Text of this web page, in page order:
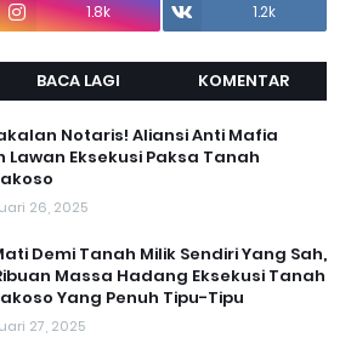
1.8k 1.2k
BACA LAGI KOMENTAR
Notaris! Aliansi Anti Mafia
Lawan Eksekusi Paksa Tanah
26, 2025
Demi Tanah Milik Sendiri Yang Sah,
Massa Hadang Eksekusi Tanah
Yang Penuh Tipu-Tipu
27, 2025